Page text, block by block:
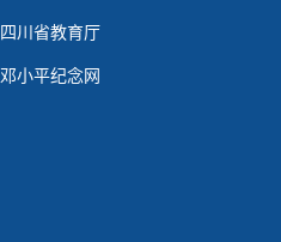
四川省教育厅
邓小平纪念网